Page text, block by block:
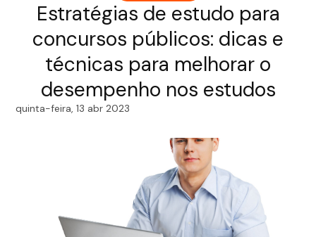
Estratégias de estudo para
concursos públicos: dicas e
técnicas para melhorar o
desempenho nos estudos
quinta-feira, 13 abr 2023